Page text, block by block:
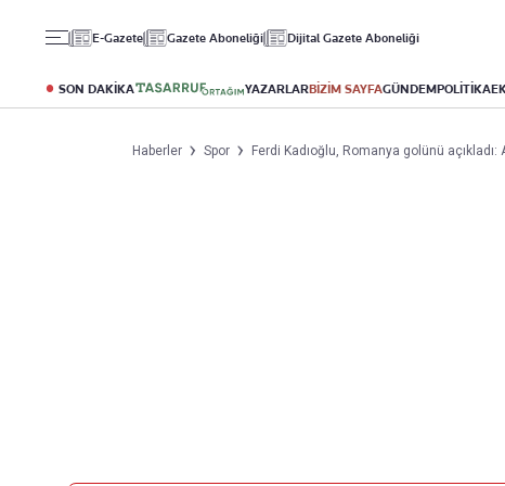
E-Gazete Gazete Aboneliği Dijital Gazete Aboneliği
SON DAKİKA YAZARLARBİZİM SAYFAGÜNDEMPOLİTİKA
Altın
Döviz
Kripto Para
Puan Durumu
Fikstür
Avrupa Ligi
Haberler Spor Ferdi Kadıoğlu, Romanya golünü